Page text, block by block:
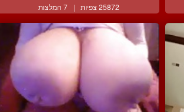
25872 צפיות | 7 המלצות